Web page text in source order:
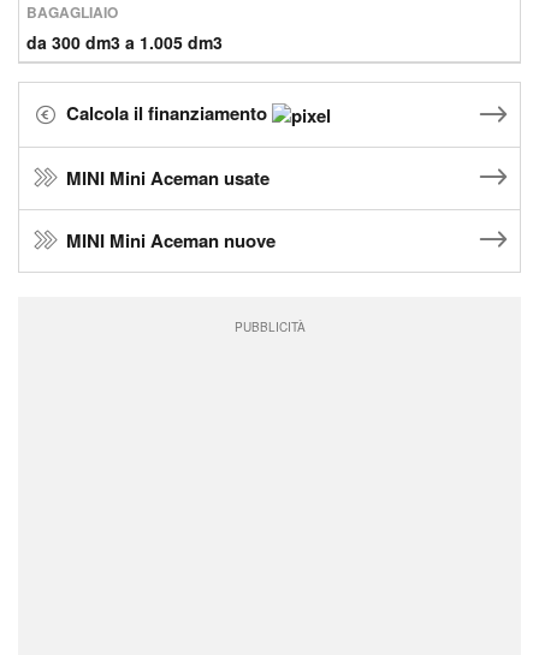
BAGAGLIAIO
da 300 dm3 a 1.005 dm3
Calcola il finanziamento
MINI Mini Aceman usate
MINI Mini Aceman nuove
PUBBLICITÀ